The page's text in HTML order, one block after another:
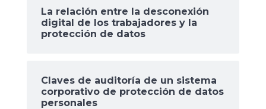
La relación entre la desconexión
digital de los trabajadores y la
protección de datos
Claves de auditoría de un sistema
corporativo de protección de datos
personales